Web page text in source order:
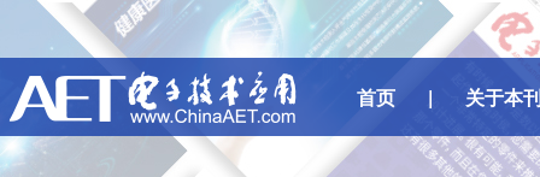
首页 | 关于本